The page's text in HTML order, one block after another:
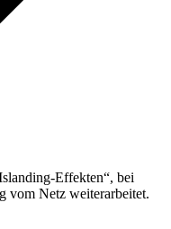
Effekten“, bei
vom Netz weiterarbeitet.